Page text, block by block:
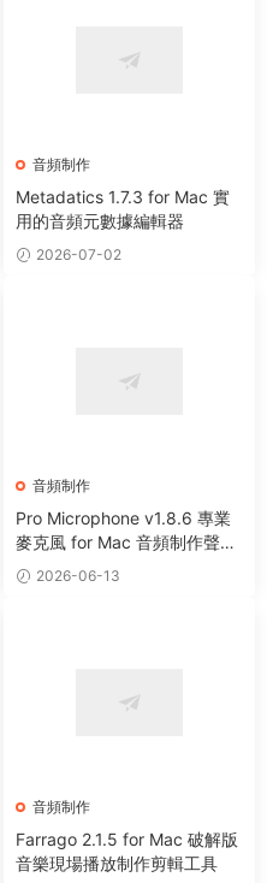
音頻制作
Metadatics 1.7.3 for Mac 實
用的音頻元數據編輯器
2026-07-02
音頻制作
Pro Microphone v1.8.6 專業
麥克風 for Mac 音頻制作聲音
處理工具
2026-06-13
音頻制作
Farrago 2.1.5 for Mac 破解版
音樂現場播放制作剪輯工具